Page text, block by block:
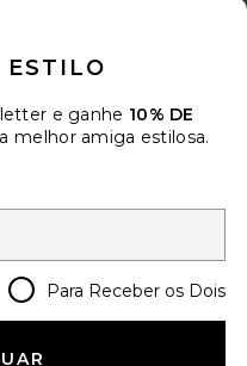
ESTILO
e ganhe 10% DE
melhor amiga estilosa.
Para Receber os Dois